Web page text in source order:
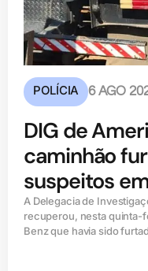
POLÍCIA 6 AGO
DIG de
caminhão
suspeitos
A Delegacia de
recuperou, nesta quinta-
Benz que havia sido